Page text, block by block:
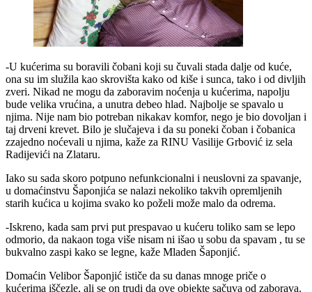
-U kućerima su boravili čobani koji su čuvali stada dalje od kuće,
ona su im služila kao skrovišta kako od kiše i sunca, tako i od divljih
zveri. Nikad ne mogu da zaboravim noćenja u kućerima, napolju
bude velika vrućina, a unutra debeo hlad. Najbolje se spavalo u
njima. Nije nam bio potreban nikakav komfor, nego je bio dovoljan i
taj drveni krevet. Bilo je slučajeva i da su poneki čoban i čobanica
zzajedno noćevali u njima, kaže za RINU Vasilije Grbović iz sela
Radijevići na Zlataru.
Iako su sada skoro potpuno nefunkcionalni i neuslovni za spavanje,
u domaćinstvu Šaponjića se nalazi nekoliko takvih opremljenih
starih kućica u kojima svako ko poželi može malo da odrema.
-Iskreno, kada sam prvi put prespavao u kućeru toliko sam se lepo
odmorio, da nakaon toga više nisam ni išao u sobu da spavam , tu se
bukvalno zaspi kako se legne, kaže Mladen Šaponjić.
Domaćin Velibor Šaponjić ističe da su danas mnoge priče o
kućerima iščezle, ali se on trudi da ove objekte sačuva od zaborava.